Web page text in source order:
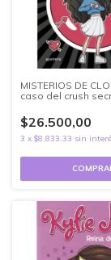
MISTERIOS DE
caso del crush
$26.500,00
3 x $8.833,33 sin